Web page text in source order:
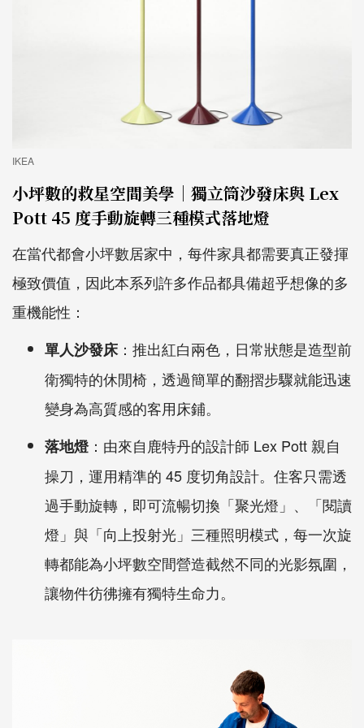
IKEA
小坪數的救星空間美學｜獨立筒沙發床與 Lex
Pott 45 度手動旋轉三種模式落地燈
在當代都會小坪數居家中，每件家具都需要真正發揮
極致價值，因此本系列許多作品都具備超乎想像的多
重機能性：
單人沙發床：推出紅白兩色，日常狀態是造型前
衛獨特的休閒椅，透過簡單的翻摺步驟就能迅速
變身為高質感的客用床鋪。
落地燈：由來自鹿特丹的設計師 Lex Pott 親自
操刀，運用精準的 45 度切角設計。住客只需透
過手動旋轉，即可流暢切換「聚光燈」、「閱讀
燈」與「向上投射光」三種照明模式，每一次旋
轉都能為小坪數空間營造截然不同的光影氛圍，
讓物件彷彿擁有獨特生命力。